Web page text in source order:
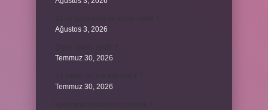
Ağustos 3, 2026
Temmuz 30, 2026
Temmuz 30, 2026